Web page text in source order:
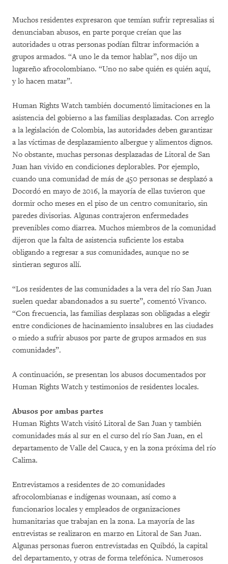
Muchos residentes expresaron que temían sufrir represalias si
denunciaban abusos, en parte porque creían que las
autoridades u otras personas podían filtrar información a
grupos armados. “A uno le da temor hablar”, nos dijo un
lugareño afrocolombiano. “Uno no sabe quién es quién aquí,
y lo hacen matar”.
Human Rights Watch también documentó limitaciones en la
asistencia del gobierno a las familias desplazadas. Con arreglo
a la legislación de Colombia, las autoridades deben garantizar
a las víctimas de desplazamiento albergue y alimentos dignos.
No obstante, muchas personas desplazadas de Litoral de San
Juan han vivido en condiciones deplorables. Por ejemplo,
cuando una comunidad de más de 450 personas se desplazó a
Docordó en mayo de 2016, la mayoría de ellas tuvieron que
dormir ocho meses en el piso de un centro comunitario, sin
paredes divisorias. Algunas contrajeron enfermedades
prevenibles como diarrea. Muchos miembros de la comunidad
dijeron que la falta de asistencia suficiente los estaba
obligando a regresar a sus comunidades, aunque no se
sintieran seguros allí.
“Los residentes de las comunidades a la vera del río San Juan
suelen quedar abandonados a su suerte”, comentó Vivanco.
“Con frecuencia, las familias desplazas son obligadas a elegir
entre condiciones de hacinamiento insalubres en las ciudades
o miedo a sufrir abusos por parte de grupos armados en sus
comunidades”.
A continuación, se presentan los abusos documentados por
Human Rights Watch y testimonios de residentes locales.
Abusos por ambas partes
Human Rights Watch visitó Litoral de San Juan y también
comunidades más al sur en el curso del río San Juan, en el
departamento de Valle del Cauca, y en la zona próxima del río
Calima.
Entrevistamos a residentes de 20 comunidades
afrocolombianas e indígenas wounaan, así como a
funcionarios locales y empleados de organizaciones
humanitarias que trabajan en la zona. La mayoría de las
entrevistas se realizaron en marzo en Litoral de San Juan.
Algunas personas fueron entrevistadas en Quibdó, la capital
del departamento, y otras de forma telefónica. Numerosos